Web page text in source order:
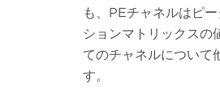
も、PEチャネルはピ
ションマトリックスの
てのチャネルについ
す。